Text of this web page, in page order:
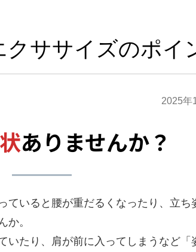
ササイズのポイ
2025年
ありませんか？
ていると腰が重だるくなったり、立ち
。
いたり、肩が前に入ってしまうなど「